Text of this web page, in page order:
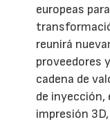
europeas
reunirá
proveedores
cadena de
de
impresión